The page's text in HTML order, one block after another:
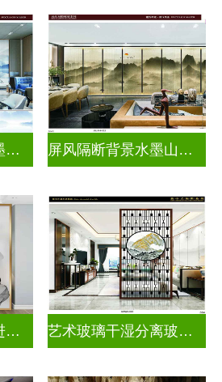
办公室静电磨砂水墨山水画玻璃 屏风隔断背景水墨山水画玻璃
简约现代客厅入户进门遮挡玻璃背景墙 艺术玻璃干湿分离玻璃背景墙